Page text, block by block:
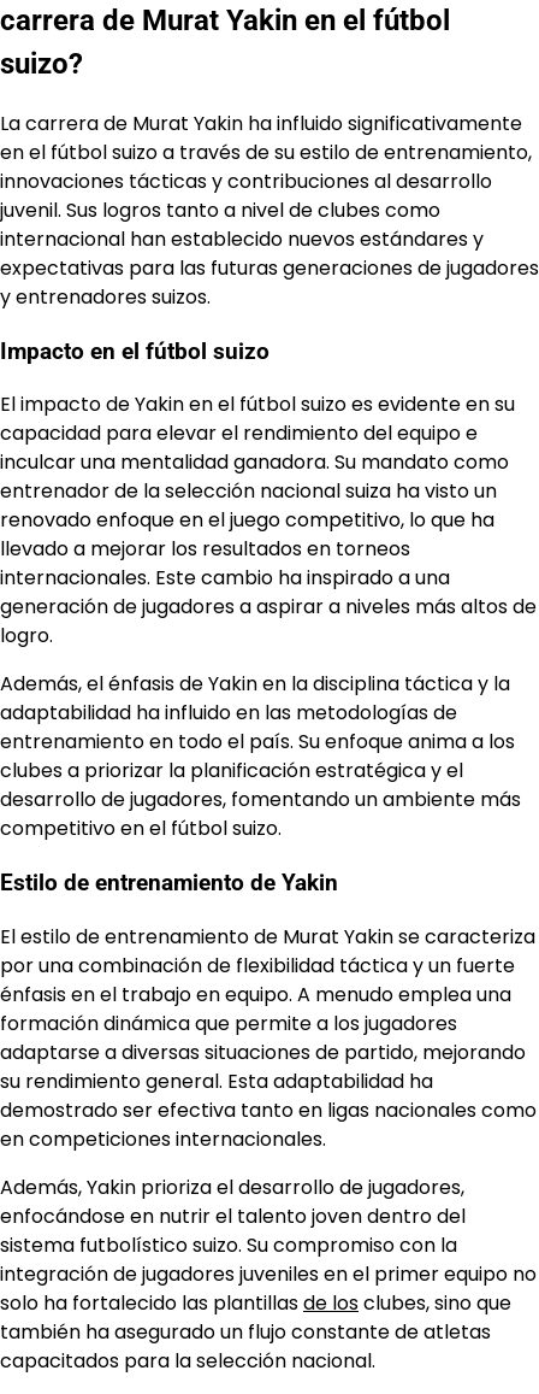
carrera de Murat Yakin en el fútbol
suizo?
La carrera de Murat Yakin ha influido significativamente
en el fútbol suizo a través de su estilo de entrenamiento,
innovaciones tácticas y contribuciones al desarrollo
juvenil. Sus logros tanto a nivel de clubes como
internacional han establecido nuevos estándares y
expectativas para las futuras generaciones de jugadores
y entrenadores suizos.
Impacto en el fútbol suizo
El impacto de Yakin en el fútbol suizo es evidente en su
capacidad para elevar el rendimiento del equipo e
inculcar una mentalidad ganadora. Su mandato como
entrenador de la selección nacional suiza ha visto un
renovado enfoque en el juego competitivo, lo que ha
llevado a mejorar los resultados en torneos
internacionales. Este cambio ha inspirado a una
generación de jugadores a aspirar a niveles más altos de
logro.
Además, el énfasis de Yakin en la disciplina táctica y la
adaptabilidad ha influido en las metodologías de
entrenamiento en todo el país. Su enfoque anima a los
clubes a priorizar la planificación estratégica y el
desarrollo de jugadores, fomentando un ambiente más
competitivo en el fútbol suizo.
Estilo de entrenamiento de Yakin
El estilo de entrenamiento de Murat Yakin se caracteriza
por una combinación de flexibilidad táctica y un fuerte
énfasis en el trabajo en equipo. A menudo emplea una
formación dinámica que permite a los jugadores
adaptarse a diversas situaciones de partido, mejorando
su rendimiento general. Esta adaptabilidad ha
demostrado ser efectiva tanto en ligas nacionales como
en competiciones internacionales.
Además, Yakin prioriza el desarrollo de jugadores,
enfocándose en nutrir el talento joven dentro del
sistema futbolístico suizo. Su compromiso con la
integración de jugadores juveniles en el primer equipo no
solo ha fortalecido las plantillasde losclubes, sino que
también ha asegurado un flujo constante de atletas
capacitados para la selección nacional.